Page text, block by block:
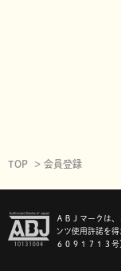
TOP 会員登録
ＡＢＪマークは
ンツ使用許諾を
６０９１７１３号